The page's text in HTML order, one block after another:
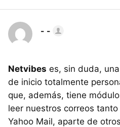
- -
Netvibes es, sin duda,
de inicio totalmente
que, además, tiene
leer nuestros correos
Yahoo Mail, aparte de